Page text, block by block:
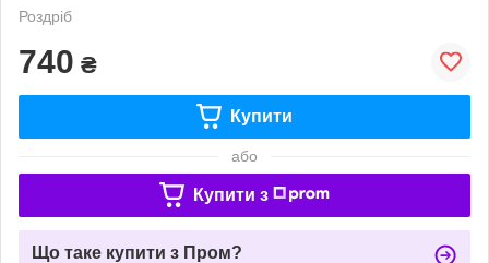
Роздріб
740 ₴
Купити
або
Купити з
Що таке купити з Пром?